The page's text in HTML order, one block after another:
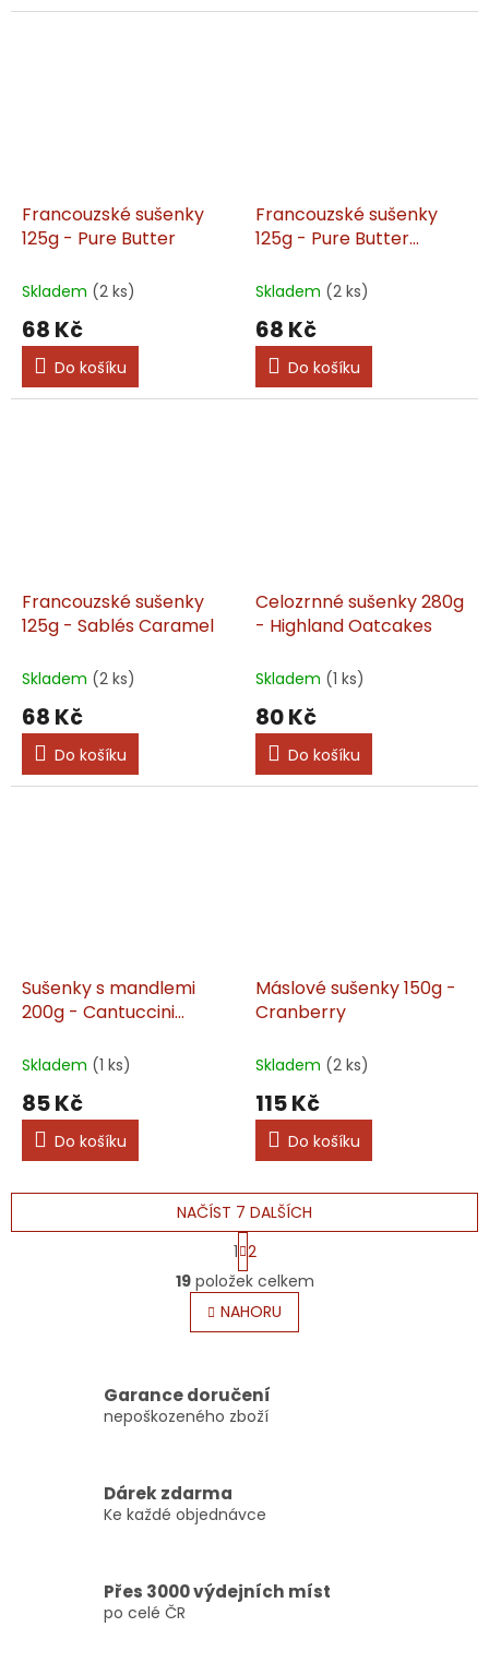
Francouzské sušenky
125g - Pure Butter
Skladem (2 ks)
68 Kč
Do košíku
Francouzské sušenky
125g - Pure Butter
Skladem (2 ks)
68 Kč
Do košíku
Francouzské sušenky
125g - Sablés Caramel
Skladem (2 ks)
68 Kč
Do košíku
Celozrnné sušenky 280g
- Highland Oatcakes
Skladem (1 ks)
80 Kč
Do košíku
Sušenky s mandlemi
200g - Cantuccini
Skladem (1 ks)
85 Kč
Do košíku
Máslové sušenky 150g -
Cranberry
Skladem (2 ks)
115 Kč
Do košíku
O
v
l
á
c
í
y
p
i
NAČÍST 7 DALŠÍCH
S
t
r
á
n
k
á
n
í
1 2
19položek celkem
NAHORU
Garance doručení
nepoškozeného zboží
Dárek zdarma
Ke každé objednávce
Přes 3000 výdejních míst
po celé ČR